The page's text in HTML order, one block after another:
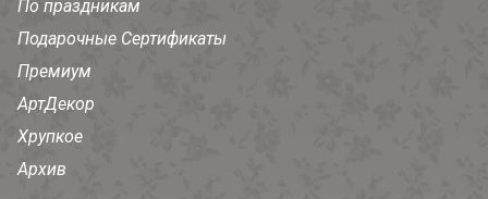
По праздникам
Подарочные Сертификаты
Премиум
АртДекор
Хрупкое
Архив